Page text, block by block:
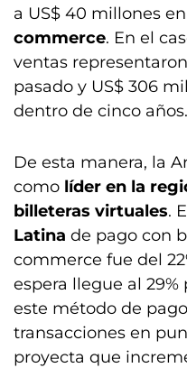
a US$ 40 millones
commerce. En el
ventas
pasado y US$ 306
dentro de cinco años.
De esta manera, la
como líder en la
billeteras virtuales.
Latina de pago con
commerce fue del
espera llegue al 29%
este método de
transacciones en
proyecta que